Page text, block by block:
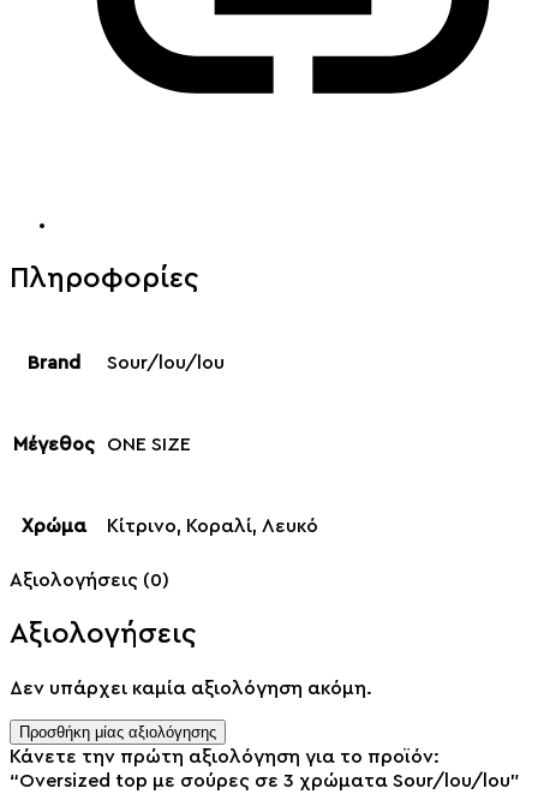
Πληροφορίες
Brand Sour/lou/lou
Μέγεθος ONE SIZE
Χρώμα Κίτρινο, Κοραλί, Λευκό
Αξιολογήσεις (0)
Αξιολογήσεις
Δεν υπάρχει καμία αξιολόγηση ακόμη.
Προσθήκη μίας αξιολόγησης
Κάνετε την πρώτη αξιολόγηση για το προϊόν:
“Oversized top με σούρες σε 3 χρώματα Sour/lou/lou”